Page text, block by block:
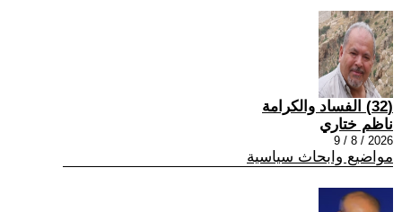
(32) الفساد والكرامة
ناظم ختاري
2026 / 8 / 9
مواضيع وابحاث سياسية